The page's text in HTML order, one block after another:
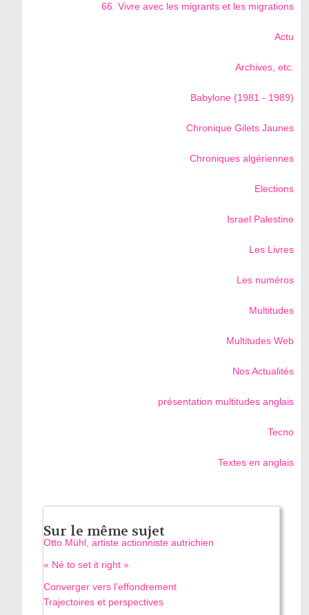
66. Vivre avec les migrants et les migrations
Actu
Archives, etc.
Babylone (1981 - 1989)
Chronique Gilets Jaunes
Chroniques algériennes
Elections
Israel Palestine
Les Livres
Les numéros
Multitudes
Multitudes Web
Nos Actualités
présentation multitudes anglais
Tecno
Textes en anglais
Sur le même sujet
Otto Mühl, artiste actionniste autrichien
« Né to set it right »
Converger vers l’effondrement
Trajectoires et perspectives